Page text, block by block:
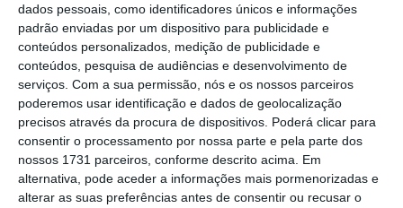
dados pessoais, como identificadores únicos e informações
padrão enviadas por um dispositivo para publicidade e
conteúdos personalizados, medição de publicidade e
conteúdos, pesquisa de audiências e desenvolvimento de
serviços. Com a sua permissão, nós e os nossos parceiros
poderemos usar identificação e dados de geolocalização
precisos através da procura de dispositivos. Poderá clicar para
consentir o processamento por nossa parte e pela parte dos
nossos 1731 parceiros, conforme descrito acima. Em
alternativa, pode aceder a informações mais pormenorizadas e
alterar as suas preferências antes de consentir ou recusar o
ética na vida pública”, disse em tom de crítica.
Segundo o chefe de Estado, essa mesma ideia
de insatisfação tinha antes sido globalmente
transmitida no discurso proferido pelo
presidente da edição deste ano do Dia de
Portugal, o jornalista João Miguel Tavares.